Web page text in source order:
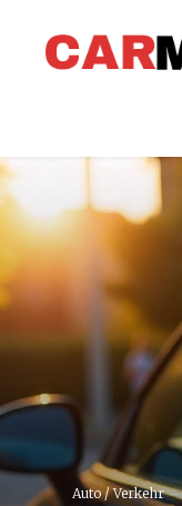
Auto / Verkehr